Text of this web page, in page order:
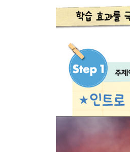
- 공항에는 어떤 직업
- 운동선수가 되는 방
- 외국에 관심이 많아
6. 방송과 음악이 좋아
- 방송국 체험
- 영화 촬영 현장
- 음악을 사랑하는 사